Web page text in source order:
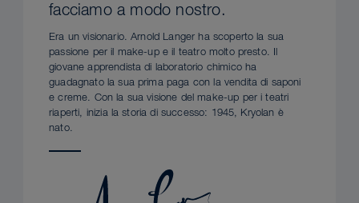
facciamo a modo nostro.
Era un visionario. Arnold Langer ha scoperto la sua
passione per il make-up e il teatro molto presto. Il
giovane apprendista di laboratorio chimico ha
guadagnato la sua prima paga con la vendita di saponi
e creme. Con la sua visione del make-up per i teatri
riaperti, inizia la storia di successo: 1945, Kryolan è
nato.